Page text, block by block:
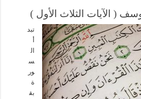
( الآيات الثلاث الأول )
تبد
أ
ال
س
ور
ة
بق